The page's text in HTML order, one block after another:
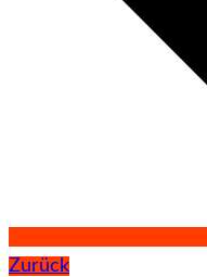
Zurück